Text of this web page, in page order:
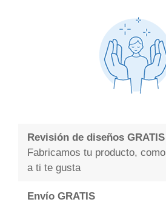
Revisión de diseños GRATIS
Fabricamos tu producto, como
a ti te gusta
Envío GRATIS